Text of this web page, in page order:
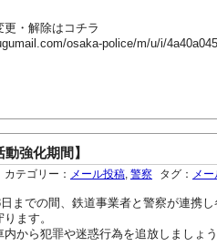
・解除はコチラ
osaka-police/m/u/i/
動強化期間】
カテゴリー： メール投稿 警察 タグ： メー
までの間、鉄道事業者と警察が連携
ます。
から犯罪や迷惑行為を追放しましょう